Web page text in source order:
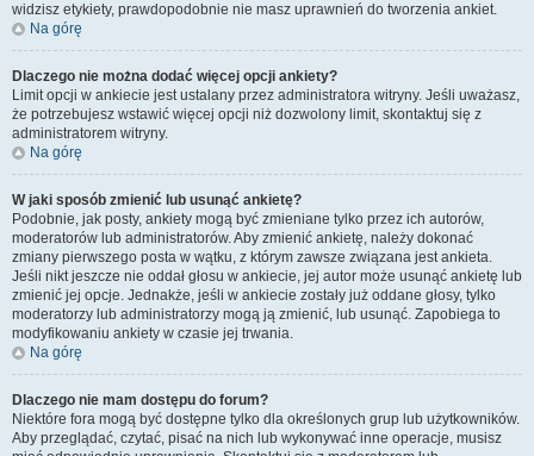
widzisz etykiety, prawdopodobnie nie masz uprawnień do tworzenia ankiet.
Na górę
Dlaczego nie można dodać więcej opcji ankiety?
Limit opcji w ankiecie jest ustalany przez administratora witryny. Jeśli uważasz,
że potrzebujesz wstawić więcej opcji niż dozwolony limit, skontaktuj się z
administratorem witryny.
Na górę
W jaki sposób zmienić lub usunąć ankietę?
Podobnie, jak posty, ankiety mogą być zmieniane tylko przez ich autorów,
moderatorów lub administratorów. Aby zmienić ankietę, należy dokonać
zmiany pierwszego posta w wątku, z którym zawsze związana jest ankieta.
Jeśli nikt jeszcze nie oddał głosu w ankiecie, jej autor może usunąć ankietę lub
zmienić jej opcje. Jednakże, jeśli w ankiecie zostały już oddane głosy, tylko
moderatorzy lub administratorzy mogą ją zmienić, lub usunąć. Zapobiega to
modyfikowaniu ankiety w czasie jej trwania.
Na górę
Dlaczego nie mam dostępu do forum?
Niektóre fora mogą być dostępne tylko dla określonych grup lub użytkowników.
Aby przeglądać, czytać, pisać na nich lub wykonywać inne operacje, musisz